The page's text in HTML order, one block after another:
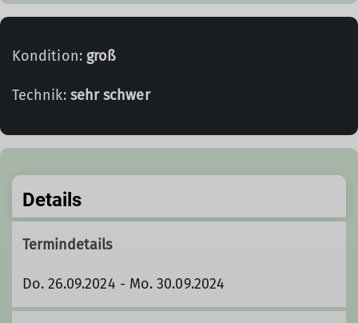
Kondition: groß
Technik: sehr schwer
Details
Termindetails
Do. 26.09.2024 - Mo. 30.09.2024